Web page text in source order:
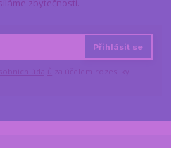
zbytečnosti.
Přihlásit se